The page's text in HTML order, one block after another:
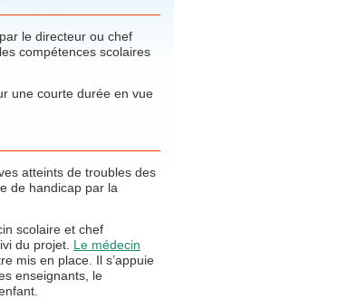
le directeur ou chef
compétences scolaires
une courte durée en vue
atteints de troubles des
de handicap par la
scolaire et chef
du projet. Le médecin
mis en place. Il s’appuie
enseignants, le